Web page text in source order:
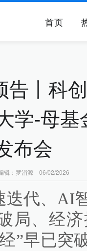
首页
告丨科
学-母
布会
辑：罗涓源 06/02/2026
迭代、AI
局、经
”早已突